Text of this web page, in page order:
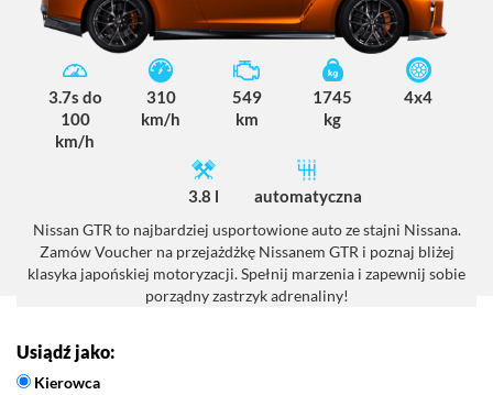
3.7s do
100
km/h
310
km/h
549
km
1745
kg
4x4
3.8 l
automatyczna
Nissan GTR to najbardziej usportowione auto ze stajni Nissana.
Zamów Voucher na przejażdżkę Nissanem GTR i poznaj bliżej
klasyka japońskiej motoryzacji. Spełnij marzenia i zapewnij sobie
porządny zastrzyk adrenaliny!
Usiądź jako:
Kierowca